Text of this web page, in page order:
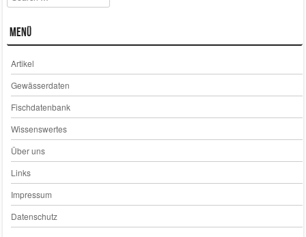
Menü
Artikel
Gewässerdaten
Fischdatenbank
Wissenswertes
Über uns
Links
Impressum
Datenschutz